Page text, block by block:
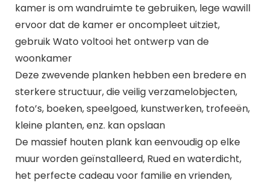
kamer is om wandruimte te gebruiken, lege wawill
ervoor dat de kamer er oncompleet uitziet,
gebruik Wato voltooi het ontwerp van de
woonkamer
Deze zwevende planken hebben een bredere en
sterkere structuur, die veilig verzamelobjecten,
foto’s, boeken, speelgoed, kunstwerken, trofeeën,
kleine planten, enz. kan opslaan
De massief houten plank kan eenvoudig op elke
muur worden geïnstalleerd, Rued en waterdicht,
het perfecte cadeau voor familie en vrienden,